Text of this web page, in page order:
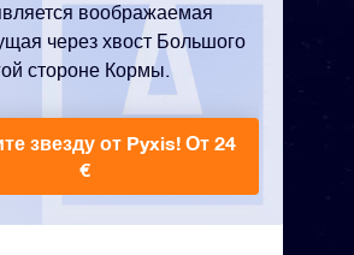
воображаемая
через хвост Большого
стороне Кормы.
звезду от Pyxis! От 24
€